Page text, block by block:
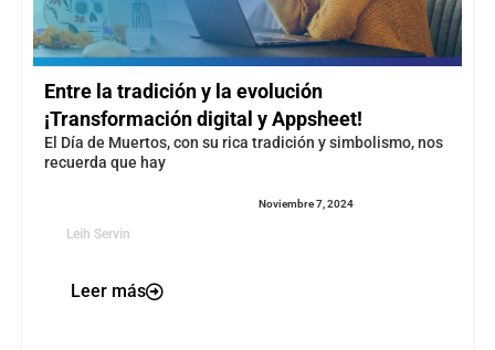
Entre la tradición y la evolución
¡Transformación digital y Appsheet!
El Día de Muertos, con su rica tradición y simbolismo, nos
recuerda que hay
Leih Servin
Noviembre 7, 2024
Leer más